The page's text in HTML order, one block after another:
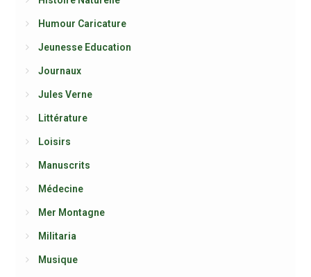
Humour Caricature
Jeunesse Education
Journaux
Jules Verne
Littérature
Loisirs
Manuscrits
Médecine
Mer Montagne
Militaria
Musique